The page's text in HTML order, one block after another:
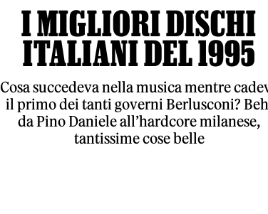
I MIGLIORI DISCHI
ITALIANI DEL 1995
Cosa succedeva nella musica mentre
il primo dei tanti governi Berlusconi?
da Pino Daniele all’hardcore milanese,
tantissime cose belle